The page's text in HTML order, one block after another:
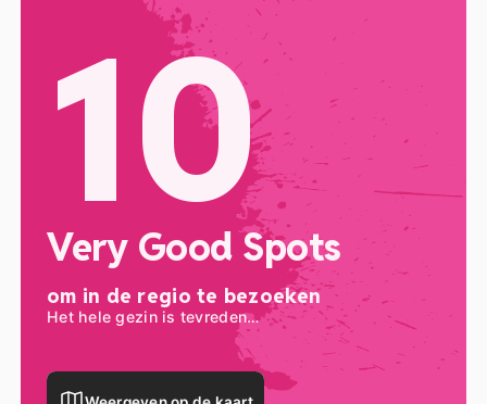
10
Very Good Spots
om in de regio te bezoeken
Het hele gezin is tevreden…